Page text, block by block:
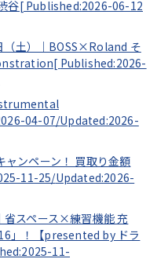
谷[ Published:2026-06-12
（土）｜BOSS×Roland そ
Published:2026-
04-07/Updated:2026-
ンペーン！ 買取り金額
11-25/Updated:2026-
省スペース×練習機能 充
」！【presented by ドラ
11-